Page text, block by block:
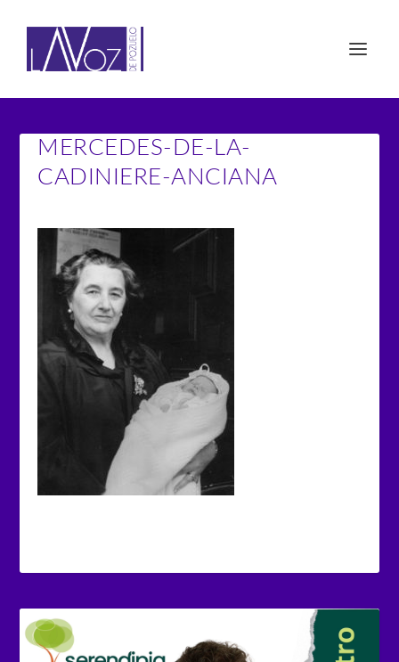
MERCEDES-DE-LA-
CADINIERE-ANCIANA